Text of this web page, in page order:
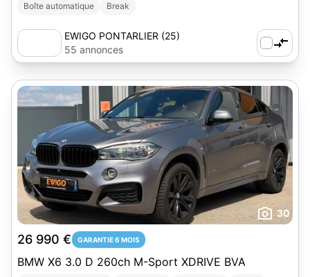
Boîte automatique
Break
EWIGO PONTARLIER (25)
55 annonces
30
26 990 € GARANTIE 6 MOIS
BMW X6 3.0 D 260ch M-Sport XDRIVE BVA